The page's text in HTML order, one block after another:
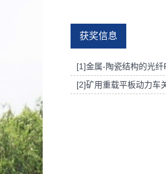
获奖信息
[1]金属-陶瓷结构的光纤
[2]矿用重载平板动力车